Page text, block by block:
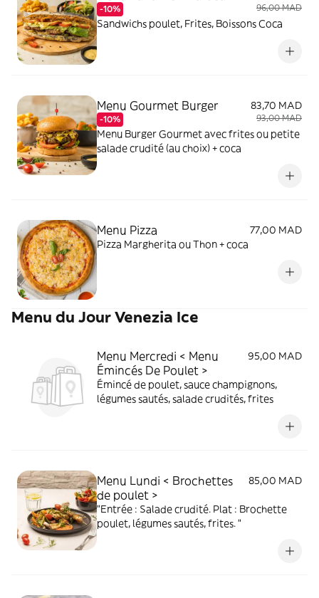
-10% 96,00 MAD
Sandwichs poulet, Frites, Boissons Coca
Menu Gourmet Burger
-10%
83,70 MAD
93,00 MAD
Menu Burger Gourmet avec frites ou petite
salade crudité (au choix) + coca
Menu Pizza
77,00 MAD
Pizza Margherita ou Thon + coca
Menu du Jour Venezia Ice
Menu Mercredi < Menu
Émincés De Poulet >
95,00 MAD
Émincé de poulet, sauce champignons,
légumes sautés, salade crudités, frites
Menu Lundi < Brochettes
de poulet >
85,00 MAD
"Entrée : Salade crudité. Plat : Brochette
poulet, légumes sautés, frites. "